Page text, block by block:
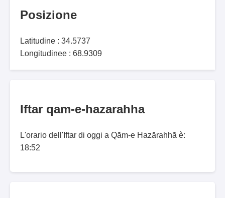
Posizione
Latitudine : 34.5737
Longitudinee : 68.9309
Iftar qam-e-hazarahha
L'orario dell'Iftar di oggi a Qām-e Hazārahhā è:
18:52